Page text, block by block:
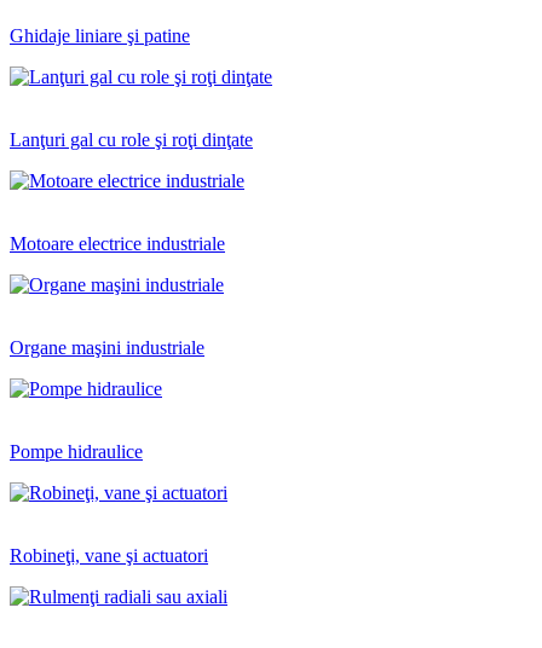
Ghidaje liniare şi patine
Lanţuri gal cu role şi roţi dinţate
Motoare electrice industriale
Organe maşini industriale
Pompe hidraulice
Robineţi, vane şi actuatori